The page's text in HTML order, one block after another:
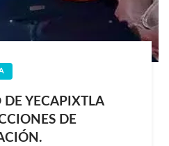
YECAPIXTLA
DE